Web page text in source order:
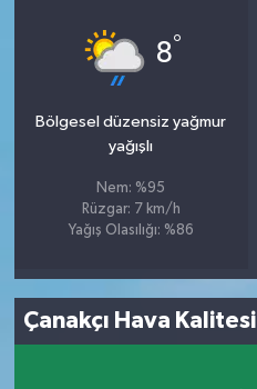
8°
Bölgesel düzensiz yağmur
yağışlı
Nem: %95
Rüzgar: 7 km/h
Yağış Olasılığı: %86
Çanakçı Hava Kalitesi